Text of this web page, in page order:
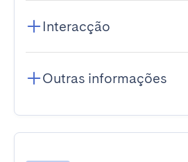
Interacção
Outras informações